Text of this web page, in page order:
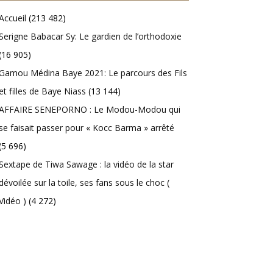
(213 482)
Babacar Sy: Le gardien de l’orthodoxie
905)
Médina Baye 2021: Le parcours des Fils
filles de Baye Niass (13 144)
SENEPORNO : Le Modou-Modou qui
faisait passer pour « Kocc Barma » arrêté
696)
de Tiwa Sawage : la vidéo de la star
sur la toile, ses fans sous le choc (
) (4 272)